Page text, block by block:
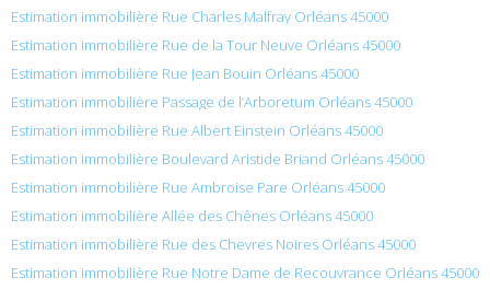
Estimation immobilière Rue Charles Malfray Orléans 45000
Estimation immobilière Rue de la Tour Neuve Orléans 45000
Estimation immobilière Rue Jean Bouin Orléans 45000
Estimation immobilière Passage de l’Arboretum Orléans 45000
Estimation immobilière Rue Albert Einstein Orléans 45000
Estimation immobilière Boulevard Aristide Briand Orléans 45000
Estimation immobilière Rue Ambroise Pare Orléans 45000
Estimation immobilière Allée des Chênes Orléans 45000
Estimation immobilière Rue des Chevres Noires Orléans 45000
Estimation immobilière Rue Notre Dame de Recouvrance Orléans 45000